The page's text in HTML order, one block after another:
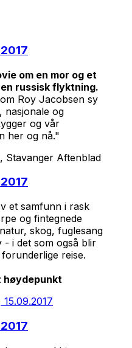
om en mor og et
russisk flyktning.
Roy Jacobsen sy
nasjonale og
og vår
her og nå."
Stavanger Aftenblad
et samfunn i rask
og fintegnede
skog, fuglesang
i det som også blir
reise.
høydepunkt